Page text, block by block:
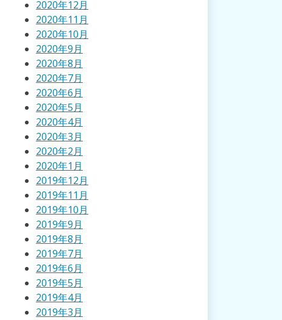
2020年12月
2020年11月
2020年10月
2020年9月
2020年8月
2020年7月
2020年6月
2020年5月
2020年4月
2020年3月
2020年2月
2020年1月
2019年12月
2019年11月
2019年10月
2019年9月
2019年8月
2019年7月
2019年6月
2019年5月
2019年4月
2019年3月